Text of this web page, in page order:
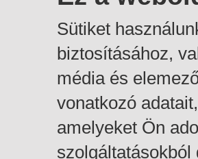
Sütiket
biztosításához,
média és
vonatkozó
amelyeket Ön
szolgáltatásokból